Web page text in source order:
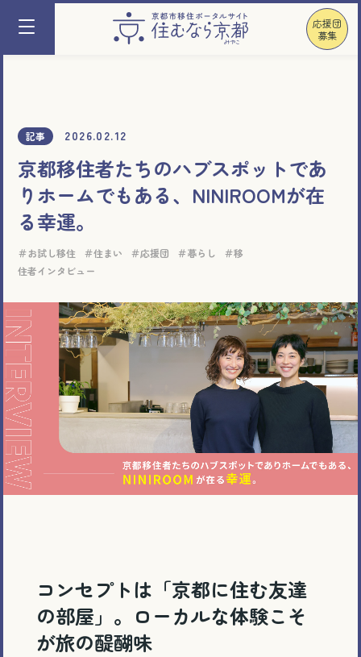
応援団
募集
記事 2026.02.12
京都移住者たちのハブスポットであ
りホームでもある、NINIROOMが在
る幸運。
お試し移住 住まい 応援団 暮らし
移
住者インタビュー
コンセプトは「京都に住む友達
の部屋」。ローカルな体験こそ
が旅の醍醐味